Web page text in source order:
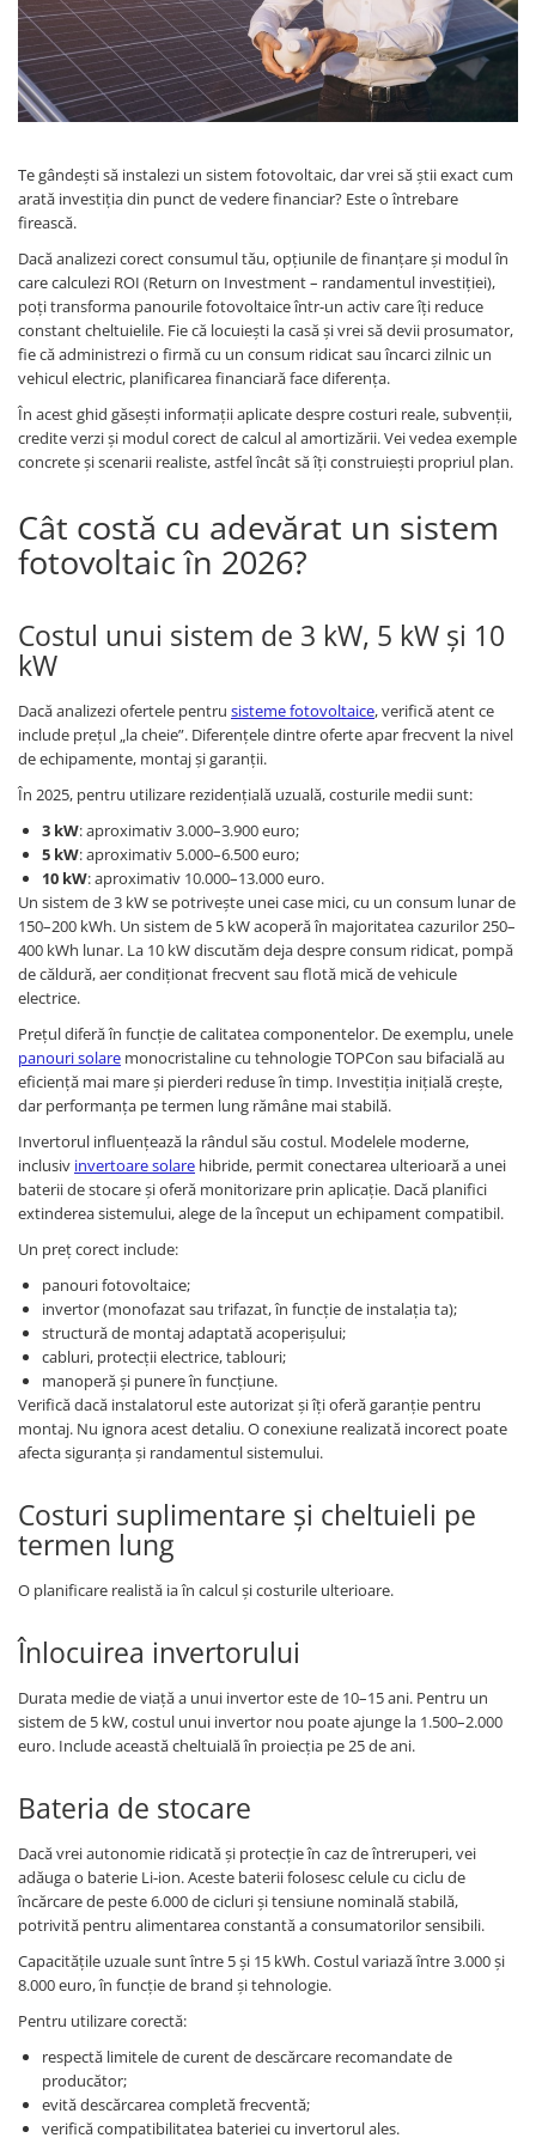
Sisteme de management (BMS)
Redresoare, incarcatoare si testere
Redresoare auto, moto, barci si
Te gândești să instalezi un sistem fotovoltaic, dar vrei să știi exact cum
arată investiția din punct de vedere financiar? Este o întrebare
firească.
Dacă analizezi corect consumul tău, opțiunile de finanțare și modul în
care calculezi ROI (Return on Investment – randamentul investiției),
poți transforma panourile fotovoltaice într-un activ care îți reduce
constant cheltuielile. Fie că locuiești la casă și vrei să devii prosumator,
fie că administrezi o firmă cu un consum ridicat sau încarci zilnic un
vehicul electric, planificarea financiară face diferența.
În acest ghid găsești informații aplicate despre costuri reale, subvenții,
credite verzi și modul corect de calcul al amortizării. Vei vedea exemple
concrete și scenarii realiste, astfel încât să îți construiești propriul plan.
Cât costă cu adevărat un sistem
fotovoltaic în 2026?
Costul unui sistem de 3 kW, 5 kW și 10
kW
Dacă analizezi ofertele pentru sisteme fotovoltaice, verifică atent ce
include prețul „la cheie”. Diferențele dintre oferte apar frecvent la nivel
de echipamente, montaj și garanții.
În 2025, pentru utilizare rezidențială uzuală, costurile medii sunt:
3 kW: aproximativ 3.000–3.900 euro;
5 kW: aproximativ 5.000–6.500 euro;
10 kW: aproximativ 10.000–13.000 euro.
Un sistem de 3 kW se potrivește unei case mici, cu un consum lunar de
150–200 kWh. Un sistem de 5 kW acoperă în majoritatea cazurilor 250–
400 kWh lunar. La 10 kW discutăm deja despre consum ridicat, pompă
de căldură, aer condiționat frecvent sau flotă mică de vehicule
electrice.
Prețul diferă în funcție de calitatea componentelor. De exemplu, unele
panouri solare monocristaline cu tehnologie TOPCon sau bifacială au
eficiență mai mare și pierderi reduse în timp. Investiția inițială crește,
dar performanța pe termen lung rămâne mai stabilă.
Invertorul influențează la rândul său costul. Modelele moderne,
inclusiv invertoare solare hibride, permit conectarea ulterioară a unei
baterii de stocare și oferă monitorizare prin aplicație. Dacă planifici
extinderea sistemului, alege de la început un echipament compatibil.
Un preț corect include:
panouri fotovoltaice;
invertor (monofazat sau trifazat, în funcție de instalația ta);
structură de montaj adaptată acoperișului;
cabluri, protecții electrice, tablouri;
manoperă și punere în funcțiune.
Verifică dacă instalatorul este autorizat și îți oferă garanție pentru
montaj. Nu ignora acest detaliu. O conexiune realizată incorect poate
afecta siguranța și randamentul sistemului.
Costuri suplimentare și cheltuieli pe
termen lung
O planificare realistă ia în calcul și costurile ulterioare.
Înlocuirea invertorului
Durata medie de viață a unui invertor este de 10–15 ani. Pentru un
sistem de 5 kW, costul unui invertor nou poate ajunge la 1.500–2.000
euro. Include această cheltuială în proiecția pe 25 de ani.
Bateria de stocare
Dacă vrei autonomie ridicată și protecție în caz de întreruperi, vei
adăuga o baterie Li-ion. Aceste baterii folosesc celule cu ciclu de
încărcare de peste 6.000 de cicluri și tensiune nominală stabilă,
potrivită pentru alimentarea constantă a consumatorilor sensibili.
Capacitățile uzuale sunt între 5 și 15 kWh. Costul variază între 3.000 și
8.000 euro, în funcție de brand și tehnologie.
Pentru utilizare corectă:
respectă limitele de curent de descărcare recomandate de
producător;
evită descărcarea completă frecventă;
verifică compatibilitatea bateriei cu invertorul ales.